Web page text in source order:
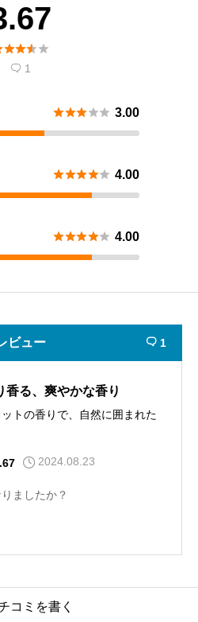

 1
 3.00
 4.00
 4.00
ビュー  1
香る、爽やかな香り
トの香りで、自然に囲まれた
2024.08.23
ましたか？
コミを書く